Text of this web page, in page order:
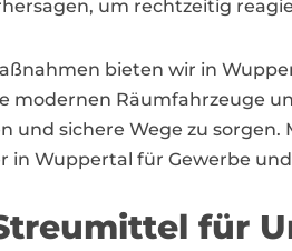
um rechtzeitig
bieten wir in
modernen Räumfahrzeuge
und sichere Wege zu
in Wuppertal für Gewerbe
für